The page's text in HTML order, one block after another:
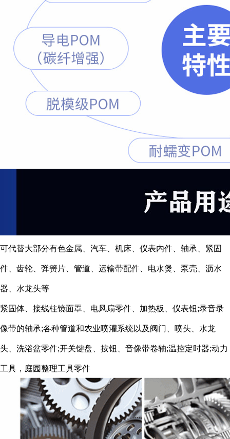
可代替大部分有色金属、汽车、机床、仪表内件、轴承、紧固
件、齿轮、弹簧片、管道、运输带配件、电水煲、泵壳、沥水
器、水龙头等
紧固体、接线柱镜面罩、电风扇零件、加热板、仪表钮;录音录
像带的轴承;各种管道和农业喷灌系统以及阀门、喷头、水龙
头、洗浴盆零件;开关键盘、按钮、音像带卷轴;温控定时器;动力
工具，庭园整理工具零件